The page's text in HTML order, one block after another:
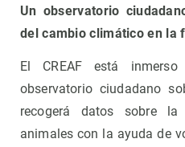
Un observatorio
del cambio climático en la
El CREAF está
observatorio ciudadano
recogerá datos sobre
animales con la ayuda de